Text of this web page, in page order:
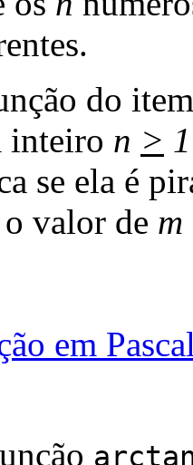
do
inteiro n > 1
se ela é
valor de m
em